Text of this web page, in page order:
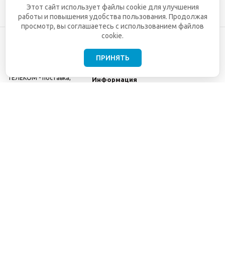
ТЕЛЕКОМ - поставка,
Информация
Этот сайт использует файлы cookie для улучшения
работы и повышения удобства пользования. Продолжая
просмотр, вы соглашаетесь с использованием файлов
cookie.
ПРИНЯТЬ